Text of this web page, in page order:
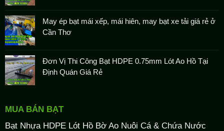
May ép bạt mái xếp, mái hiên, may bạt xe tải giá rẻ ở
Cần Thơ
Đơn Vị Thi Công Bạt HDPE 0.75mm Lót Ao Hồ Tại
Định Quán Giá Rẻ
MUA BÁN BẠT
Bạt Nhựa HDPE Lót Hồ Bờ Ao Nuôi Cá & Chứa Nước